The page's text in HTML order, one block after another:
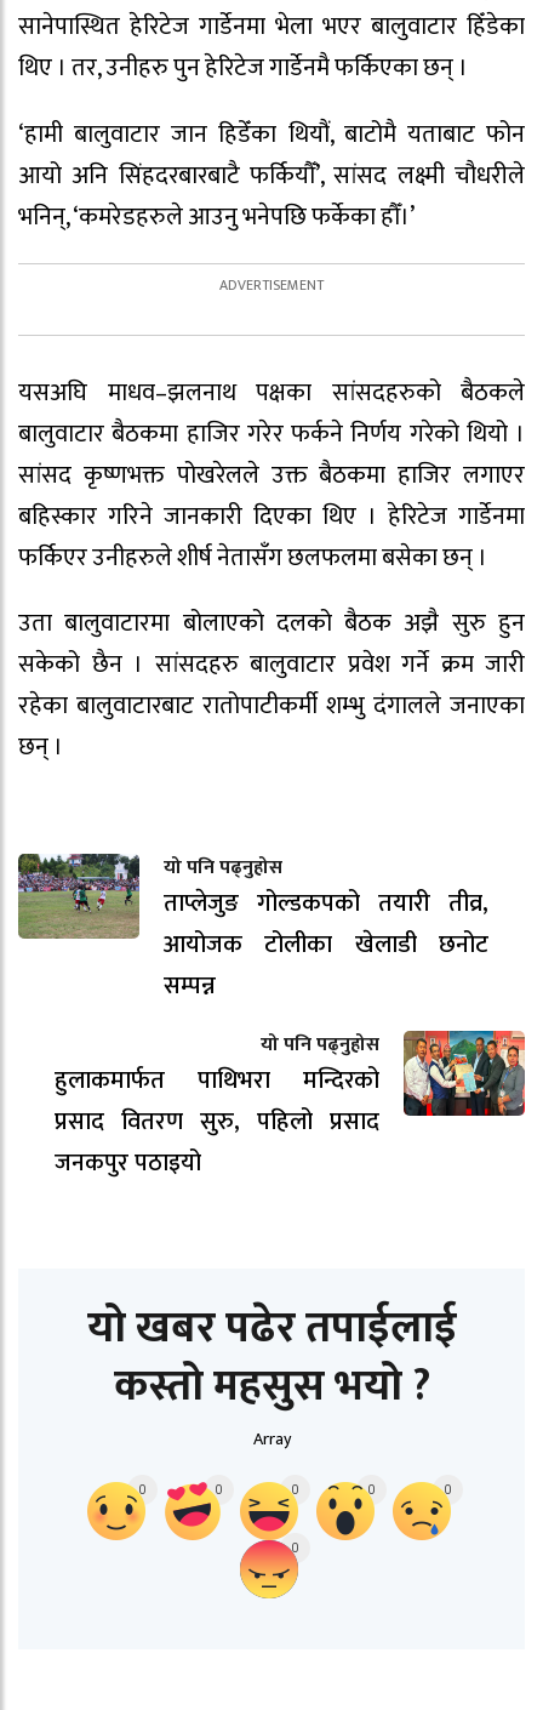
सानेपास्थित हेरिटेज गार्डेनमा भेला भएर बालुवाटार हिँडेका
थिए । तर, उनीहरु पुन हेरिटेज गार्डेनमै फर्किएका छन् ।
‘हामी बालुवाटार जान हिडेँका थियौं, बाटोमै यताबाट फोन
आयो अनि सिंहदरबारबाटै फर्कियौँ’, सांसद लक्ष्मी चौधरीले
भनिन्, ‘कमरेडहरुले आउनु भनेपछि फर्केका हौँ।’
यसअघि माधव–झलनाथ पक्षका सांसदहरुको बैठकले
बालुवाटार बैठकमा हाजिर गरेर फर्कने निर्णय गरेको थियो ।
सांसद कृष्णभक्त पोखरेलले उक्त बैठकमा हाजिर लगाएर
बहिस्कार गरिने जानकारी दिएका थिए । हेरिटेज गार्डेनमा
फर्किएर उनीहरुले शीर्ष नेतासँग छलफलमा बसेका छन् ।
उता बालुवाटारमा बोलाएको दलको बैठक अझै सुरु हुन
सकेको छैन । सांसदहरु बालुवाटार प्रवेश गर्ने क्रम जारी
रहेका बालुवाटारबाट रातोपाटीकर्मी शम्भु दंगालले जनाएका
छन् ।
यो पनि पढ्नुहोस
ताप्लेजुङ गोल्डकपको तयारी तीव्र,
आयोजक टोलीका खेलाडी छनोट
सम्पन्न
यो पनि पढ्नुहोस
हुलाकमार्फत पाथिभरा मन्दिरको
प्रसाद वितरण सुरु, पहिलो प्रसाद
जनकपुर पठाइयो
यो खबर पढेर तपाईलाई
कस्तो महसुस भयो ?
Array
0 0 0 0 0
0